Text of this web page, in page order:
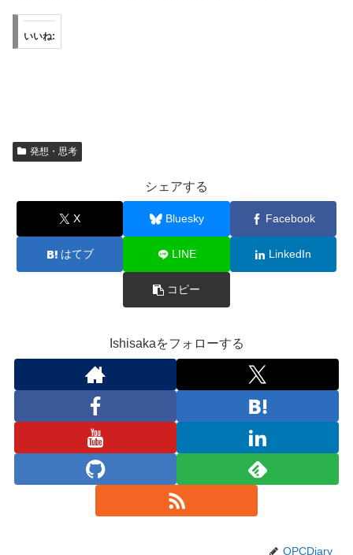
いいね:
発想・思考
シェアする
X Bluesky Facebook
はてブ LINE LinkedIn
コピー
Ishisakaをフォローする
OPCDiary